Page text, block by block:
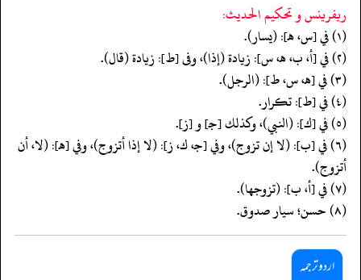
ريفرينس و تحكيم الحدیث:
(١) في [س، هـ]: (يسار).
(٢) في [أ، ب، هـ، س]: زيادة (إذا)، وفى [ط]: زيادة (قال).
(٣) في [هـ، س، ط]: (الرجل).
(٤) في [ط]: تكرار.
(٥) في [ك]: (النبي)، وكذلك [جـ] و [ز].
(٦) في [ب]: (لا إن تزوج)، وفي [جـ، ك، ز]: (لا إذا أتزوج)، وفي [هـ]: (لا، أن
أتزوج).
(٧) في [أ، ب]: (تزوجها).
(٨) حسن؛ سيار صدوق.
اردو ترجمہ